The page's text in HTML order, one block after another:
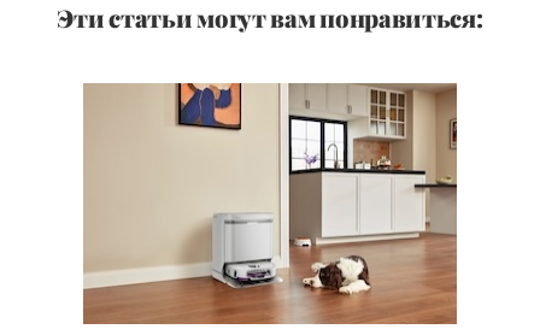
Эти статьи могут вам понравиться: